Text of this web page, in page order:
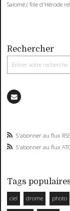
Salomé.( fille d'Hérode
Rechercher
S'abonner au flux RSS
S'abonner au flux
Tags
ciel drome photo